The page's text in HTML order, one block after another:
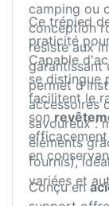
camping ou
conception
résiste aux
garantissant
permet
accessoires
savoureux :
éléments
fournis),
variées et
Ce trépied
praticité
Capable
se distingue
facilitent le
son
en
Conçu en